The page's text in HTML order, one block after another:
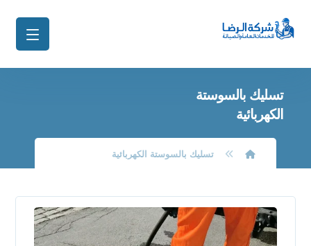
تسليك بالسوستة
الكهربائية
تسليك بالسوستة الكهربائية